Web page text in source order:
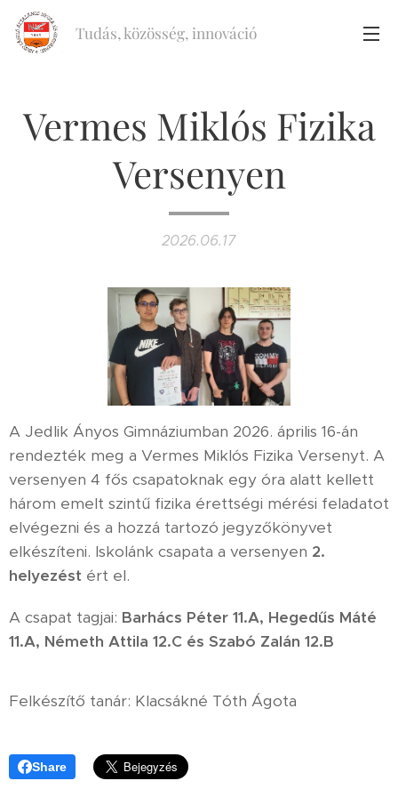
Tudás, közösség, innováció
Vermes Miklós Fizika
Versenyen
2026.06.17
A Jedlik Ányos Gimnáziumban 2026. április 16-án
rendezték meg a Vermes Miklós Fizika Versenyt. A
versenyen 4 fős csapatoknak egy óra alatt kellett
három emelt szintű fizika érettségi mérési feladatot
elvégezni és a hozzá tartozó jegyzőkönyvet
elkészíteni. Iskolánk csapata a versenyen 2.
helyezést ért el.
A csapat tagjai: Barhács Péter 11.A, Hegedűs Máté
11.A, Németh Attila 12.C és Szabó Zalán 12.B
Felkészítő tanár: Klacsákné Tóth Ágota
Share